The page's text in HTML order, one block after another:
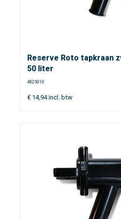
Reserve Roto tapkraan
50 liter
4825010
€ 14,94incl. btw